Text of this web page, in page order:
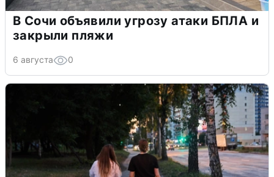
В Сочи объявили угрозу атаки БПЛА и
закрыли пляжи
6 августа 0